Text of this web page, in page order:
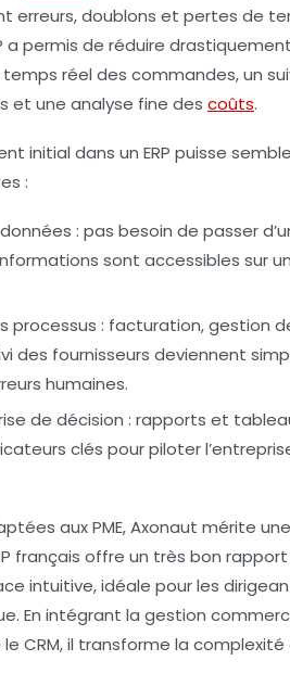
erreurs, doublons et pertes de
a permis de réduire
réel des commandes, un
et une analyse fine des coûts.
initial dans un ERP puisse
:
: pas besoin de passer
sont accessibles sur
processus : facturation, gestion
des fournisseurs deviennent
humaines.
de décision : rapports et
clés pour piloter
aux PME, Axonaut mérite
français offre un très bon
intuitive, idéale pour les
En intégrant la gestion
CRM, il transforme la complexité